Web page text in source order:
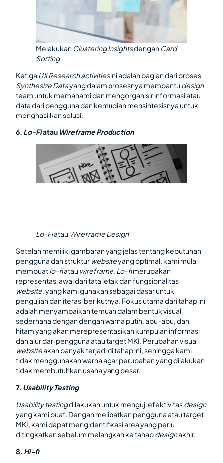
Melakukan Clustering Insightsdengan Card
Sorting
Ketiga UX Research activitiesini adalah bagian dari proses
Synthesize Datayang dalam prosesnya membantu design
team untuk memahami dan mengorganisir informasi atau
data dari pengguna dan kemudian mensintesisnya untuk
menghasilkan solusi.
6. Lo-Fiatau Wireframe Production
Lo-Fiatau Wireframe Design
Setelah memiliki gambaran yang jelas tentang kebutuhan
pengguna dan struktur websiteyang optimal, kami mulai
membuatlo-fiatau wireframe. Lo-fimerupakan
representasi awal dari tata letak dan fungsionalitas
website, yang kami gunakan sebagai dasar untuk
pengujian dan iterasi berikutnya. Fokus utama dari tahap ini
adalah menyampaikan temuan dalam bentuk visual
sederhana dengan dengan warna putih, abu-abu, dan
hitam yang akan merepresentasikan kumpulan informasi
dan alur dari pengguna atau target MKI. Perubahan visual
websiteakan banyak terjadi di tahap ini, sehingga kami
tidak menggunakan warna agar perubahan yang dilakukan
tidak membutuhkan usaha yang besar.
7. Usability Testing
Usability testingdilakukan untuk menguji efektivitasdesign
yang kami buat. Dengan melibatkan pengguna atau target
MKI, kami dapat mengidentifikasi area yang perlu
ditingkatkan sebelum melangkah ke tahapdesignakhir.
8. Hi-fi